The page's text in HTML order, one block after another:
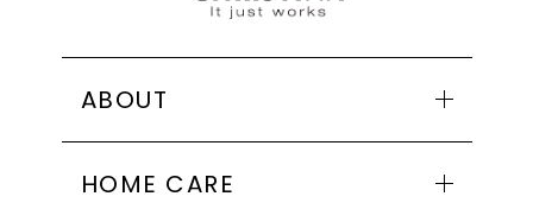
ABOUT
クリスティーナとは
コンセプト
HOME CARE